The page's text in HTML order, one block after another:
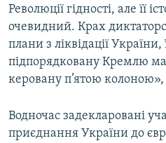
Усі сайти RFE/RL
Революції гідності, але її
очевидний. Крах
плани з ліквідації
підпорядковану Кремлю
керовану п’ятою
Водночас задекларовані
приєднання України до